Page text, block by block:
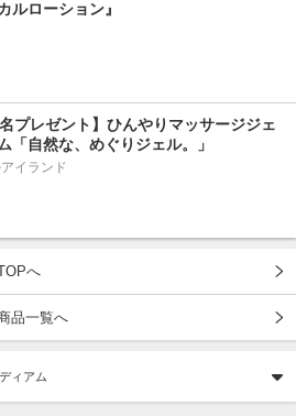
ルローション』
名プレゼント】ひんやりマッサージジェ
「自然な、めぐりジェル。」
イランド
へ
品一覧へ
ィアム